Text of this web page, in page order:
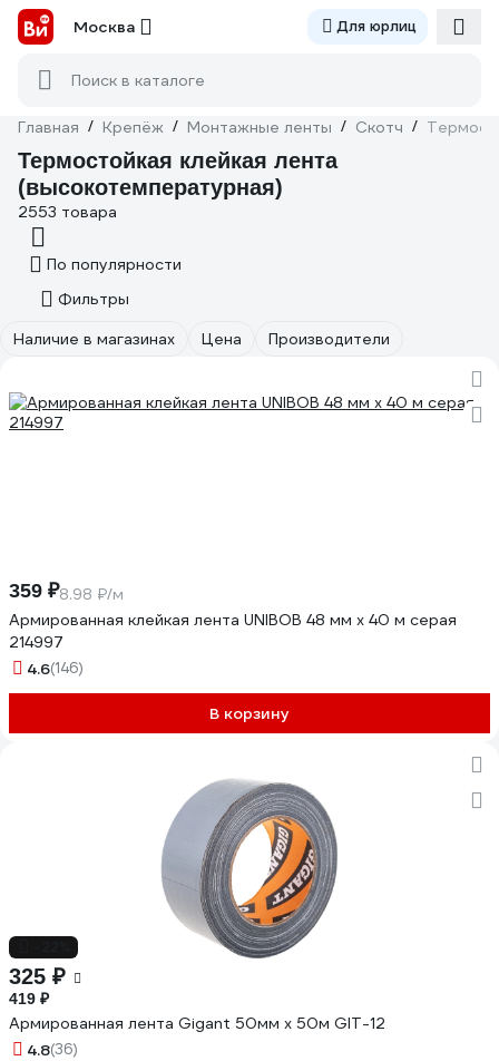
Москва Для юрлиц
Поиск в каталоге
Главная / Крепёж / Монтажные ленты / Скотч /
Термостойкая клейкая лента
(высокотемпературная)
2553 товара
По популярности
Фильтры
Наличие в магазинах
Цена Производители
359 ₽8.98 ₽/м
Армированная клейкая лента UNIBOB 48 мм х 40 м серая
214997
4.6(146)
В корзину
325 ₽
419 ₽
Армированная лента Gigant 50мм х 50м GIT-12
4.8(36)